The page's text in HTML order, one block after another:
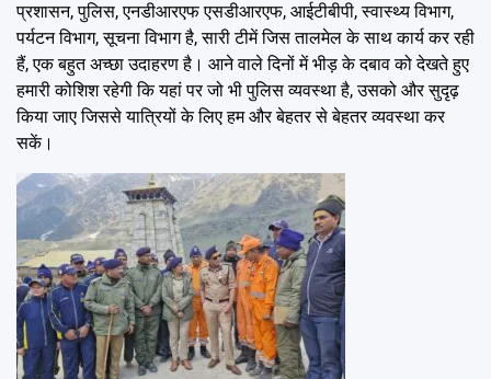
प्रशासन, पुलिस, एनडीआरएफ एसडीआरएफ, आईटीबीपी, स्वास्थ्य विभाग,
पर्यटन विभाग, सूचना विभाग है, सारी टीमें जिस तालमेल के साथ कार्य कर रही
हैं, एक बहुत अच्छा उदाहरण है। आने वाले दिनों में भीड़ के दबाव को देखते हुए
हमारी कोशिश रहेगी कि यहां पर जो भी पुलिस व्यवस्था है, उसको और सुदृढ़
किया जाए जिससे यात्रियों के लिए हम और बेहतर से बेहतर व्यवस्था कर
सकें।